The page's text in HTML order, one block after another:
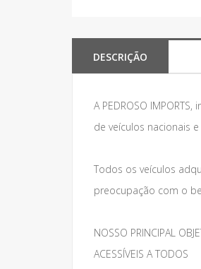
DESCRIÇÃO
A PEDROSO
de veículos nacionais
Todos os veículos
preocupação com o
NOSSO PRINCIPAL
ACESSÍVEIS A TODOS